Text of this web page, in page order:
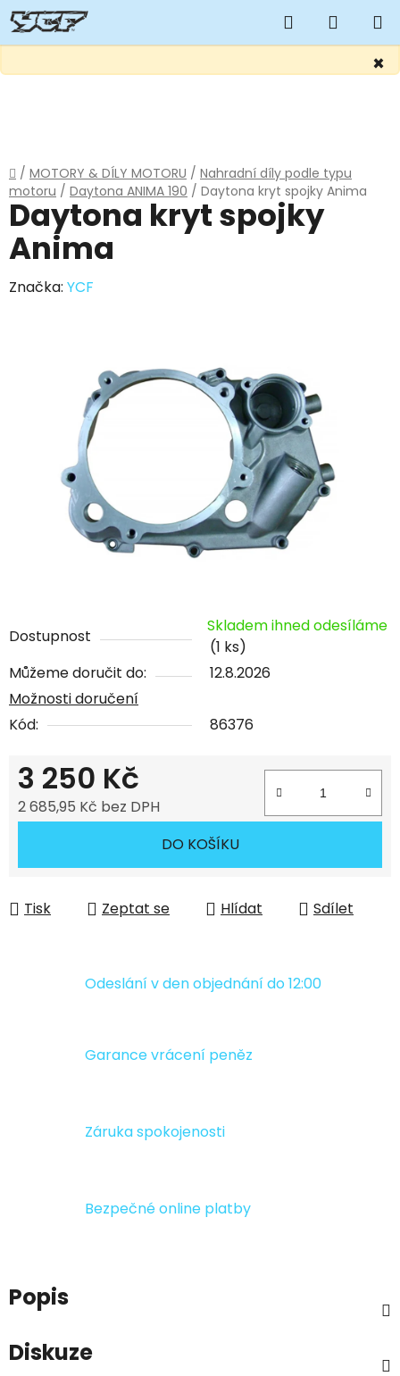
×
Hledat
KOŠÍK
Domů
/ MOTORY & DÍLY MOTORU / Nahradní díly podle typu
motoru / Daytona ANIMA 190 / Daytona kryt spojky Anima
Dostupnost
Skladem ihned odesíláme
(1 ks)
Můžeme doručit do:
12.8.2026
Možnosti doručení
Kód:
86376
3 250 Kč
2 685,95 Kč bez DPH
DO KOŠÍKU
Tisk Zeptat se Hlídat Sdílet
Daytona kryt spojky
Anima
Značka: YCF
Odeslání v den objednání do 12:00
Garance vrácení peněz
Záruka spokojenosti
Bezpečné online platby
Popis
Diskuze